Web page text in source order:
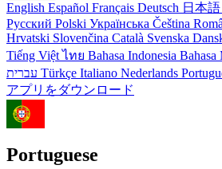
English Español Français Deutsch 日本語
Русский Polski Українська Čeština
Hrvatski Slovenčina Català Svenska
Tiếng Việtไทย Bahasa Indonesia
Türkçe Italiano Nederlands
アプリをダウンロード
Portuguese